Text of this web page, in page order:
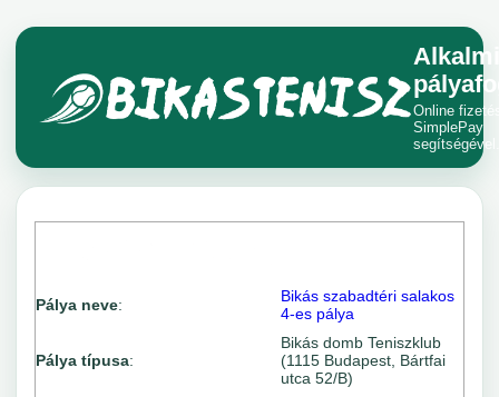
Alkalmi
Online
SimplePay
segítségével.
Pálya neve:
Bikás szabadtéri salakos
4-es pálya
Pálya típusa:
Bikás domb Teniszklub
(1115 Budapest, Bártfai
utca 52/B)